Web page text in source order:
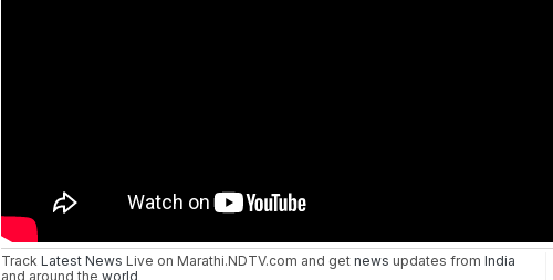
Track Latest News Live on Marathi.NDTV.com and get news updates from India
and around the world